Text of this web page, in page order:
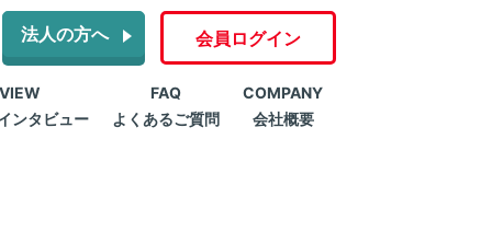
法人の方へ 会員ログイン
ンタビュー
FAQ
よくあるご質問
COMPANY
会社概要